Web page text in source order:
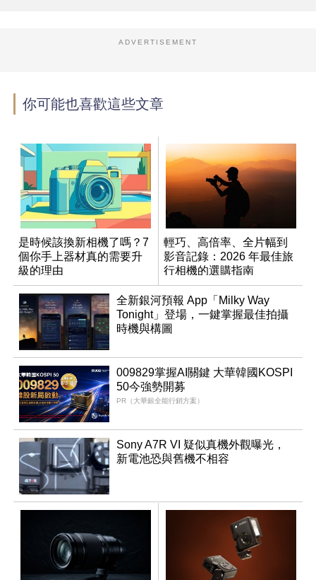
ADVERTISEMENT
你可能也喜歡這些文章
是時候該換新相機了嗎？7
個你手上器材真的需要升
級的理由
輕巧、高倍率、全片幅到
影音記錄：2026 年最佳旅
行相機的選購指南
全新銀河預報 App「Milky Way
Tonight」登場，一鍵掌握最佳拍攝
時機與構圖
009829掌握AI關鍵 大華韓國KOSPI
50今強勢開募
PR（大華銀全能行銷方案）
Sony A7R VI 疑似真機外觀曝光，
新電池恐與舊機不相容